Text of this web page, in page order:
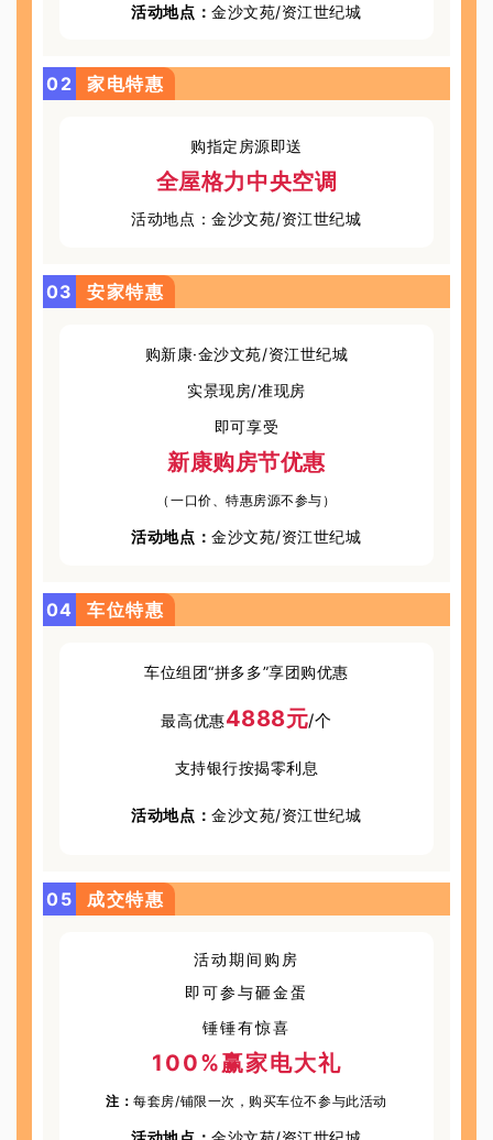
活动地点：金沙文苑/资江世纪城
0 2 家电特惠
购指定房源即送
全屋格力中央空调
活动地点：金沙文苑/资江世纪城
03 安家特惠
购新康·金沙文苑/资江世纪城
实景现房/准现房
即可享受
新康购房节优惠
（一口价、特惠房源不参与）
活动地点：金沙文苑/资江世纪城
04 车位特惠
车位组团“拼多多”享团购优惠
最高优惠4888元/个
支持银行按揭零利息
活动地点：金沙文苑/资江世纪城
0 5 成交特惠
活动期间购房
即可参与砸金蛋
锤锤有惊喜
100%赢家电大礼
注：每套房/铺限一次，购买车位不参与此活动